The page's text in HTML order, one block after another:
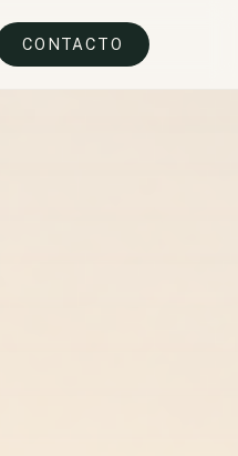
CONTACTO